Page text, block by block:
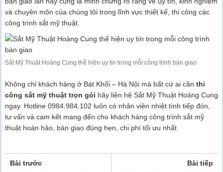
và chuyên môn của chúng tôi trong lĩnh vực thiết kế, thi công các
công trình sắt mỹ thuật.
Sắt Mỹ Thuật Hoàng Cung thể hiện uy tín trong mỗi công trình bàn giao
Không chỉ khách hàng ở Bát Khối – Hà Nội mà bất cứ ai cần thi
công sắt mỹ thuật trọn gói hãy liên hệ Sắt Mỹ Thuật Hoàng Cung
ngay. Hotline 0984.984.102 luôn có nhân viên nhiệt tình tiếp đón,
tư vấn và cam kết mang đến cho khách hàng công trình sắt mỹ
thuật hoàn hảo, bàn giao đúng hẹn, chi phí tối ưu nhất
Bài trước
Bài tiếp